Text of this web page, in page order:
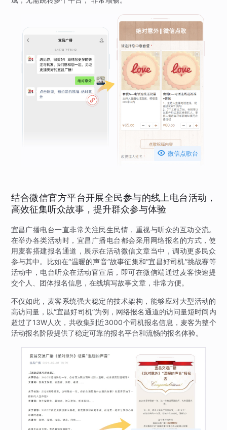
 微信点歌台
结合微信官方平台开展全民参与的线上电台活动，
高效征集听众故事，提升群众参与体验
宜昌广播电台一直非常关注民生民情，重视与听众的互动交流。
在举办各类活动时，宜昌广播电台都会采用网络报名的方式，使
用麦客搭建报名通道，展示在活动微信文章当中，调动更多民众
参与其中。比如在“温暖的声音”故事征集和“宜昌好司机”挑战赛等
活动中，电台听众在活动官宣后，即可在微信端通过麦客快速提
交个人、团体报名信息，在线填写故事文章，非常方便。
不仅如此，麦客系统强大稳定的技术架构，能够应对大型活动的
高访问量，以“宜昌好司机”为例，网络报名通道的访问量短时间内
超过了13W人次，共收集到近3000个司机报名信息，麦客为整个
活动报名阶段提供了稳定可靠的报名平台和流畅的报名体验。